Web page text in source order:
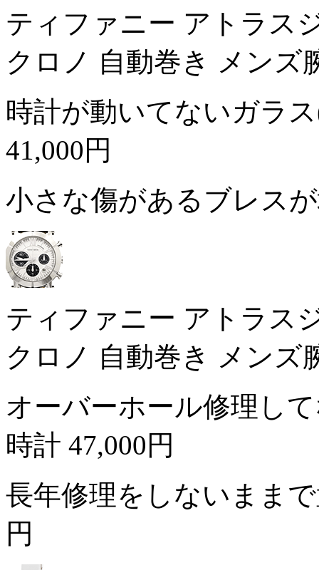
ティファニー アトラス
クロノ 自動巻き メンズ
時計が動いてないガラ
41,000円
小さな傷があるブレス
ティファニー アトラス
クロノ 自動巻き メンズ
オーバーホール修理し
時計 47,000円
長年修理をしないまま
円